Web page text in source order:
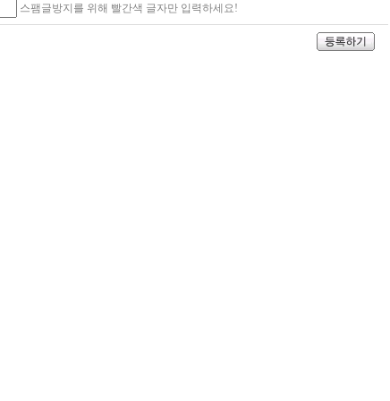
스팸글방지를 위해 빨간색 글자만 입력하세요!